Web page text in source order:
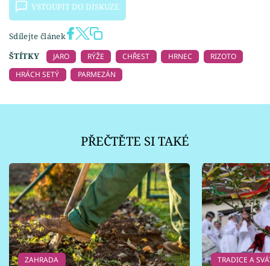
VSTOUPIT DO DISKUZE
Sdílejte článek
ŠTÍTKY
JARO RÝŽE CHŘEST HRNEC
RIZOTO
HRÁCH SETÝ
PARMEZÁN
PŘEČTĚTE SI TAKÉ
ZAHRADA TRADICE A